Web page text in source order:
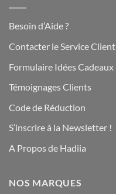
Besoin d’Aide ?
Contacter le Service Client
Formulaire Idées Cadeaux
Témoignages Clients
Code de Réduction
S’inscrire à la Newsletter !
A Propos de Hadiia
NOS MARQUES